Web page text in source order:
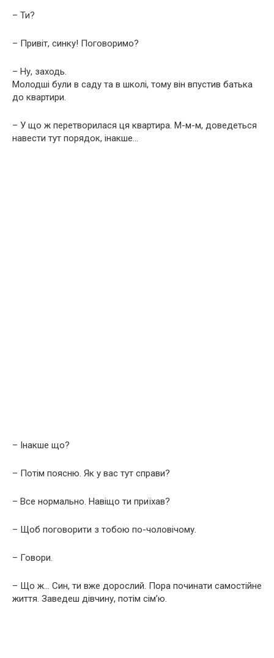
– Ти?
– Привіт, синку! Поговоримо?
– Ну, заходь.
Молодші були в саду та в школі, тому він впустив батька
до квартири.
– У що ж перетворилася ця квартира. М-м-м, доведеться
навести тут порядок, інакше…
– Інакше що?
– Потім поясню. Як у вас тут справи?
– Все нормально. Навіщо ти приїхав?
– Щоб поговорити з тобою по-чоловічому.
– Говори.
– Що ж… Син, ти вже дорослий. Пора починати самостійне
життя. Заведеш дівчину, потім сім’ю.